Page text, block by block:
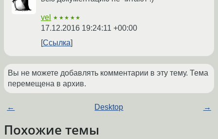
vel ★★★★★
17.12.2016 19:24:11 +00:00
Ссылка
Вы не можете добавлять комментарии в эту тему. Тема
перемещена в архив.
← Desktop →
Похожие темы